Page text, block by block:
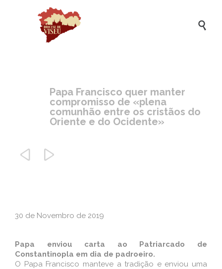

Papa Francisco quer manter
compromisso de «plena
comunhão entre os cristãos do
Oriente e do Ocidente»
 
30 de Novembro de 2019
Papa enviou carta ao Patriarcado de
Constantinopla em dia de padroeiro.
O Papa Francisco manteve a tradição e enviou uma